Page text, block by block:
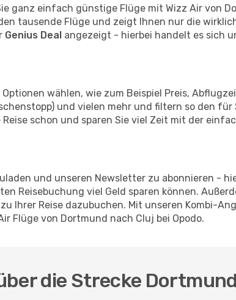
ganz einfach günstige Flüge mit Wizz Air von
tausende Flüge und zeigt Ihnen nur die
Genius Deal angezeigt - hierbei handelt es sich
wählen, wie zum Beispiel Preis,
und vielen mehr und filtern so den für
schon und sparen Sie viel Zeit mit der
und unseren Newsletter zu abonnieren -
Reisebuchung viel Geld sparen können.
Ihrer Reise dazubuchen. Mit unseren Kombi-
Flüge von Dortmund nach Cluj bei Opodo.
die Strecke